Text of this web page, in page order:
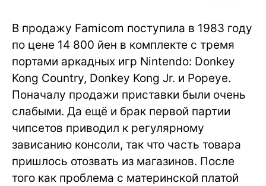
В продажу Famicom поступила в 1983 году
по цене 14 800 йен в комплекте с тремя
портами аркадных игр Nintendo: Donkey
Kong Country, Donkey Kong Jr. и Popeye.
Поначалу продажи приставки были очень
слабыми. Да ещё и брак первой партии
чипсетов приводил к регулярному
зависанию консоли, так что часть товара
пришлось отозвать из магазинов. После
того как проблема с материнской платой